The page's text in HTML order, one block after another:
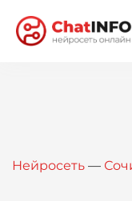
Вход
Нейросеть —